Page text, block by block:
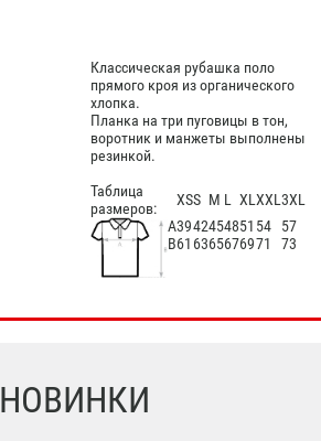
Классическая рубашка поло
прямого кроя из органического
хлопка.
Планка на три пуговицы в тон,
воротник и манжеты выполнены
резинкой.
Таблица
размеров:
XSS M L XL XXL 3XL
А3942454851 54
57
В61 6365676971 73
НОВИНКИ